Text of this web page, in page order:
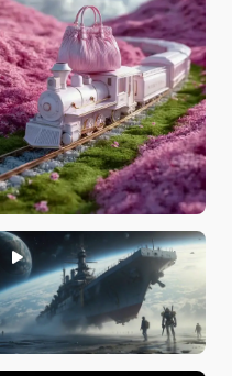
CoffeeCam
Zuzzurellone1966